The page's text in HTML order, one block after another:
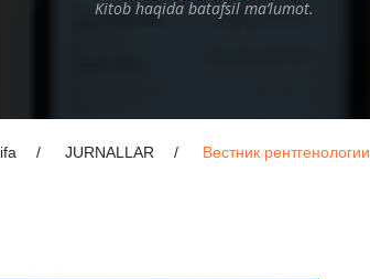
Kitob haqida batafsil ma’lumot.
JURNALLAR Вестник